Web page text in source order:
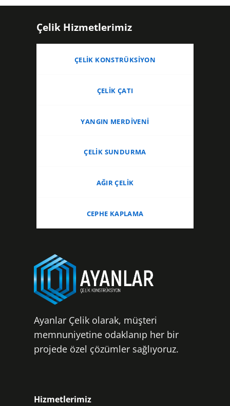
Çelik Hizmetlerimiz
ÇELIK KONSTRÜKSIYON
ÇELIK ÇATI
YANGIN MERDIVENI
ÇELIK SUNDURMA
AĞIR ÇELIK
CEPHE KAPLAMA
Ayanlar Çelik olarak, müşteri
memnuniyetine odaklanıp her bir
projede özel çözümler sağlıyoruz.
Hizmetlerimiz